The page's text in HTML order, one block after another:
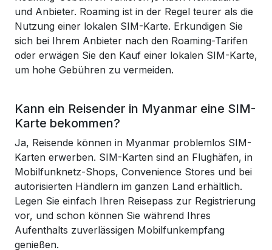
und Anbieter. Roaming ist in der Regel teurer als die
Nutzung einer lokalen SIM-Karte. Erkundigen Sie
sich bei Ihrem Anbieter nach den Roaming-Tarifen
oder erwägen Sie den Kauf einer lokalen SIM-Karte,
um hohe Gebühren zu vermeiden.
Kann ein Reisender in Myanmar eine SIM-
Karte bekommen?
Ja, Reisende können in Myanmar problemlos SIM-
Karten erwerben. SIM-Karten sind an Flughäfen, in
Mobilfunknetz-Shops, Convenience Stores und bei
autorisierten Händlern im ganzen Land erhältlich.
Legen Sie einfach Ihren Reisepass zur Registrierung
vor, und schon können Sie während Ihres
Aufenthalts zuverlässigen Mobilfunkempfang
genießen.